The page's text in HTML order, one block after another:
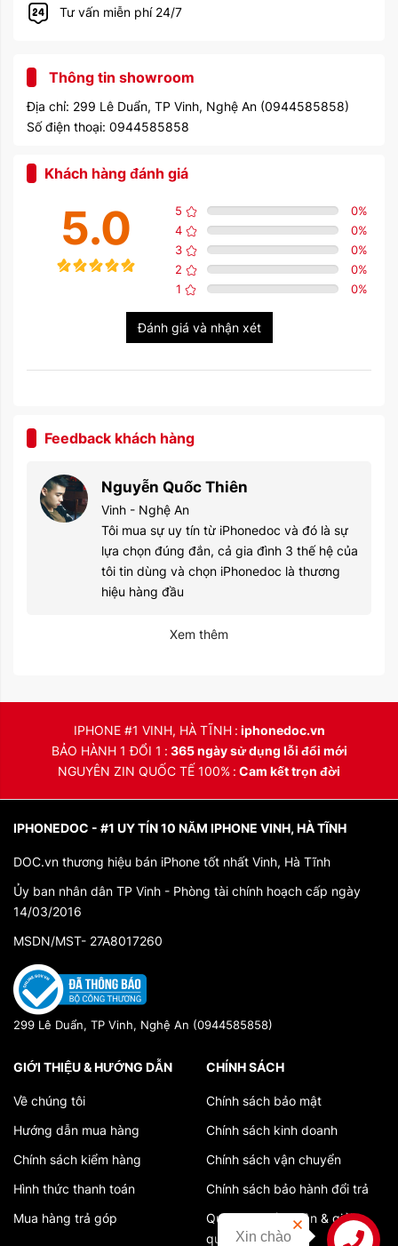
Tư vấn miễn phí 24/7
Thông tin showroom
Địa chỉ: 299 Lê Duẩn, TP Vinh, Nghệ An (0944585858)
Số điện thoại: 0944585858
Khách hàng đánh giá
5.0 5 0%
4
0%
3
0%
2
0%
1
0%
Đánh giá và nhận xét
Feedback khách hàng
Nguyễn Quốc Thiên
Vinh - Nghệ An
Tôi mua sự uy tín từ iPhonedoc và đó là sự
lựa chọn đúng đắn, cả gia đình 3 thế hệ của
tôi tin dùng và chọn iPhonedoc là thương
hiệu hàng đầu
Xem thêm
IPHONE #1 VINH, HÀ TĨNH
iphonedoc.vn
BẢO HÀNH 1 ĐỔI 1
365 ngày sử dụng lỗi đổi mới
NGUYÊN ZIN QUỐC TẾ 100% Cam kết trọn đời
IPHONEDOC - #1 UY TÍN 10 NĂM IPHONE VINH, HÀ TĨNH
DOC.vn thương hiệu bán iPhone tốt nhất Vinh, Hà Tĩnh
Ủy ban nhân dân TP Vinh - Phòng tài chính hoạch cấp ngày
14/03/2016
MSDN/MST- 27A8017260
299 Lê Duẩn, TP Vinh, Nghệ An (0944585858)
GIỚI THIỆU & HƯỚNG DẪN
Về chúng tôi
Hướng dẫn mua hàng
Chính sách kiểm hàng
Hình thức thanh toán
Mua hàng trả góp
CHÍNH SÁCH
Chính sách bảo mật
Chính sách kinh doanh
Chính sách vận chuyển
Chính sách bảo hành đổi trả
Quy trình tiếp nhận & giải
quyết khiếu nại
Xin chào